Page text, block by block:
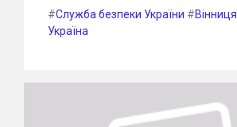
#Служба безпеки України #Вінниця
Україна